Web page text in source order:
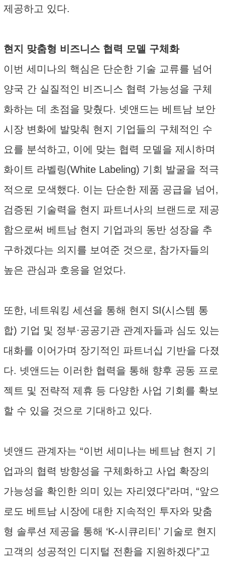
제공하고 있다.
현지 맞춤형 비즈니스 협력 모델 구체화
이번 세미나의 핵심은 단순한 기술 교류를 넘어
양국 간 실질적인 비즈니스 협력 가능성을 구체
화하는 데 초점을 맞췄다. 넷앤드는 베트남 보안
시장 변화에 발맞춰 현지 기업들의 구체적인 수
요를 분석하고, 이에 맞는 협력 모델을 제시하며
화이트 라벨링(White Labeling) 기회 발굴을 적극
적으로 모색했다. 이는 단순한 제품 공급을 넘어,
검증된 기술력을 현지 파트너사의 브랜드로 제공
함으로써 베트남 현지 기업과의 동반 성장을 추
구하겠다는 의지를 보여준 것으로, 참가자들의
높은 관심과 호응을 얻었다.
또한, 네트워킹 세션을 통해 현지 SI(시스템 통
합) 기업 및 정부·공공기관 관계자들과 심도 있는
대화를 이어가며 장기적인 파트너십 기반을 다졌
다. 넷앤드는 이러한 협력을 통해 향후 공동 프로
젝트 및 전략적 제휴 등 다양한 사업 기회를 확보
할 수 있을 것으로 기대하고 있다.
넷앤드 관계자는 “이번 세미나는 베트남 현지 기
업과의 협력 방향성을 구체화하고 사업 확장의
가능성을 확인한 의미 있는 자리였다”라며, “앞으
로도 베트남 시장에 대한 지속적인 투자와 맞춤
형 솔루션 제공을 통해 ‘K-시큐리티’ 기술로 현지
고객의 성공적인 디지털 전환을 지원하겠다”고